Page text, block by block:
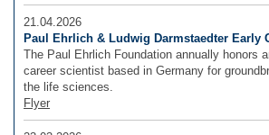
21.04.2026
Paul Ehrlich & Ludwig Darmstaedter Early
The Paul Ehrlich Foundation annually honors
career scientist based in Germany for
the life sciences.
Flyer